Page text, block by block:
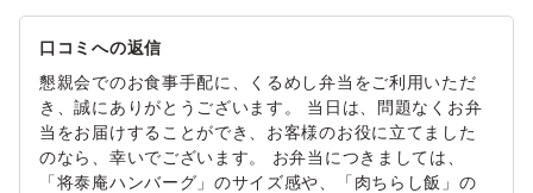
口コミへの返信
懇親会でのお食事手配に、くるめし弁当をご利用いただ
き、誠にありがとうございます。 当日は、問題なくお弁
当をお届けすることができ、お客様のお役に立てました
のなら、幸いでございます。 お弁当につきましては、
「将泰庵ハンバーグ」のサイズ感や、「肉ちらし飯」の